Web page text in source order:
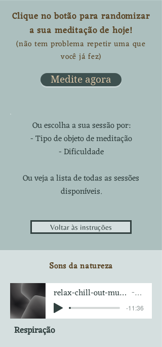
Clique no botão para randomizar
a sua meditação de hoje!
(não tem problema repetir uma que
você já fez)
Medite agora
Ou escolha a sua sessão por:
- Tipo de objeto de meditação
-Dificuldade
Ouveja a lista de todas as sessões
disponíveis.
Voltar às instruções
Sons da natureza
relax-chill-out-music-for-landscapes-under-water-animals-forests-8105 Artist
-11:36
Respiração